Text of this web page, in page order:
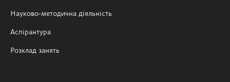
Науково-методична діяльність
Аспірантура
Розклад занять